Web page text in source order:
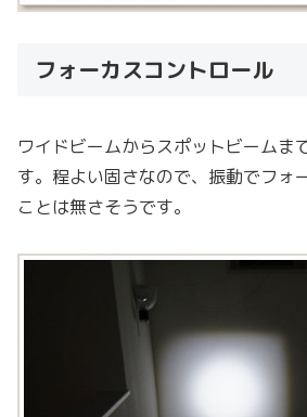
フォーカスコントロール
ワイドビームからスポットビームま
す。程よい固さなので、振動でフォ
ことは無さそうです。